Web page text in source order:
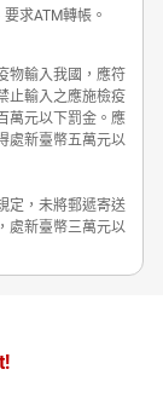
求ATM轉帳。
物輸入我國，應符
止輸入之應施檢疫
萬元以下罰金。應
處新臺幣五萬元以
定，未將郵遞寄送
處新臺幣三萬元以